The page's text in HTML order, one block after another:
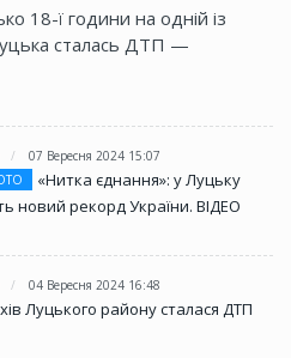
18-ї години на одній із
сталась ДТП —
07 Вересня 2024 15:07
«Нитка єднання»: у Луцьку
новий рекорд України. ВІДЕО
04 Вересня 2024 16:48
Луцького району сталася ДТП